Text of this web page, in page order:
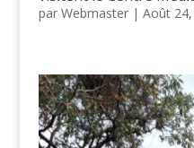
par Webmaster| Août